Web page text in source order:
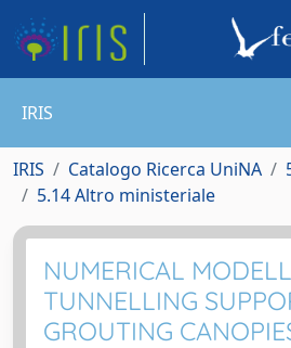
IRIS
IRIS Catalogo Ricerca UniNA
5.14 Altro ministeriale
NUMERICAL
TUNNELLING
GROUTING